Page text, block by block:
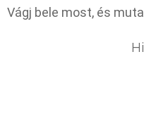
Vágj bele most, és